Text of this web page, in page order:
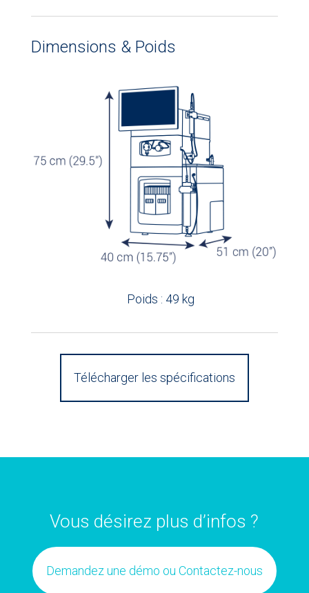
Dimensions & Poids
Poids : 49 kg
Télécharger les spécifications
Vous désirez plus d’infos ?
Demandez une démo ou Contactez-nous